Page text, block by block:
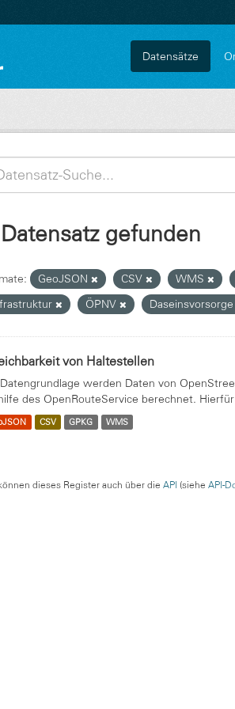
Datensätze
gefunden
GeoJSON CSV WMS
ÖPNV Daseinsvorsorge
von Haltestellen
werden Daten von
des OpenRouteService berechnet.
CSV GPKG WMS
dieses Register auch über die API (siehe API-